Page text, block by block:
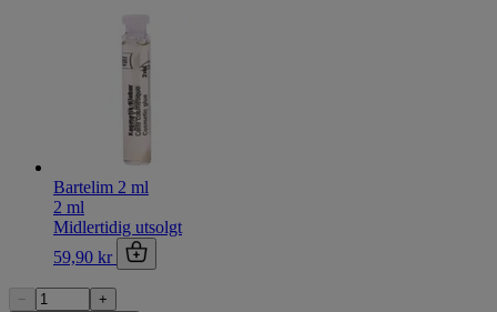
Bartelim 2 ml
2 ml
Midlertidig utsolgt
59,90 kr
−
+